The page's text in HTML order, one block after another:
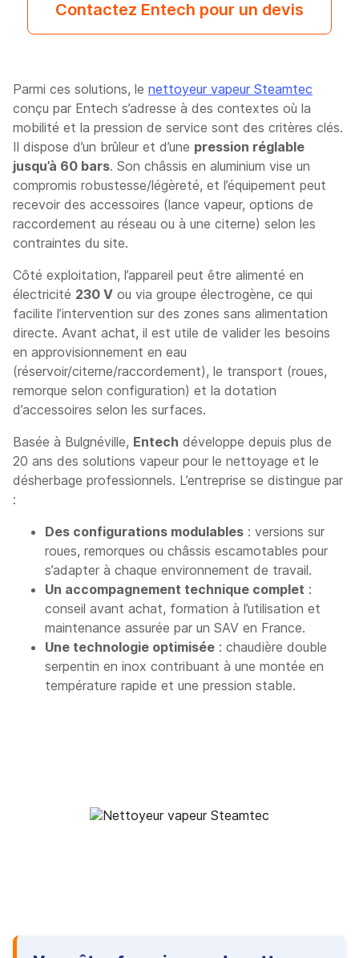
Contactez Entech pour un devis
Parmi ces solutions, le nettoyeur vapeur Steamtec
conçu par Entech s’adresse à des contextes où la
mobilité et la pression de service sont des critères clés.
Il dispose d’un brûleur et d’une pression réglable
jusqu’à 60 bars. Son châssis en aluminium vise un
compromis robustesse/légèreté, et l’équipement peut
recevoir des accessoires (lance vapeur, options de
raccordement au réseau ou à une citerne) selon les
contraintes du site.
Côté exploitation, l’appareil peut être alimenté en
électricité 230 V ou via groupe électrogène, ce qui
facilite l’intervention sur des zones sans alimentation
directe. Avant achat, il est utile de valider les besoins
en approvisionnement en eau
(réservoir/citerne/raccordement), le transport (roues,
remorque selon configuration) et la dotation
d’accessoires selon les surfaces.
Basée à Bulgnéville, Entech développe depuis plus de
20 ans des solutions vapeur pour le nettoyage et le
désherbage professionnels. L’entreprise se distingue par
:
Des configurations modulables : versions sur
roues, remorques ou châssis escamotables pour
s’adapter à chaque environnement de travail.
Un accompagnement technique complet :
conseil avant achat, formation à l’utilisation et
maintenance assurée par un SAV en France.
Une technologie optimisée : chaudière double
serpentin en inox contribuant à une montée en
température rapide et une pression stable.